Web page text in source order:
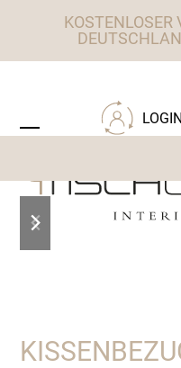
LOGIN
mobile
mobile
slide
slide